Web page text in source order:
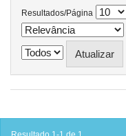
Resultados/Página